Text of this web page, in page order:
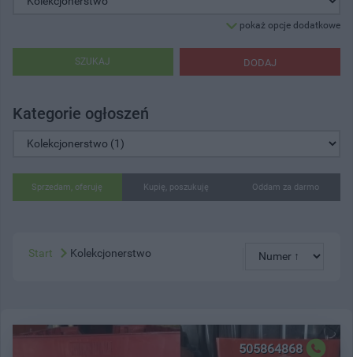
pokaż opcje dodatkowe
DODAJ
SZUKAJ
Kategorie ogłoszeń
Sprzedam, oferuję Kupię, poszukuję Oddam za darmo
Start Kolekcjonerstwo
505864868